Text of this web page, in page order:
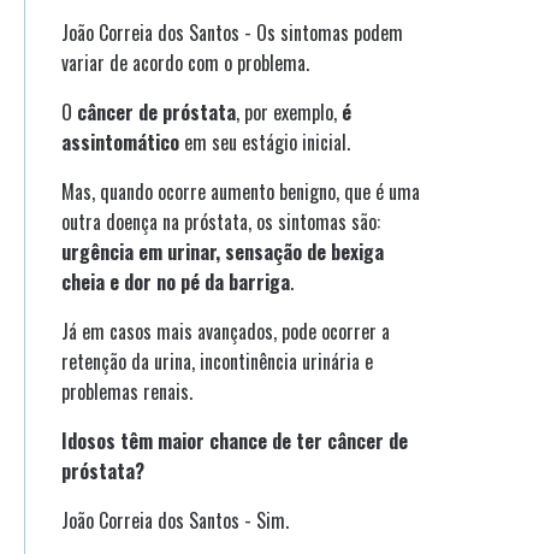
João Correia dos Santos - Os sintomas podem
variar de acordo com o problema.
O câncer de próstata, por exemplo, é
assintomático em seu estágio inicial.
Mas, quando ocorre aumento benigno, que é uma
outra doença na próstata, os sintomas são:
urgência em urinar, sensação de bexiga
cheia e dor no pé da barriga.
Já em casos mais avançados, pode ocorrer a
retenção da urina, incontinência urinária e
problemas renais.
Idosos têm maior chance de ter câncer de
próstata?
João Correia dos Santos - Sim.